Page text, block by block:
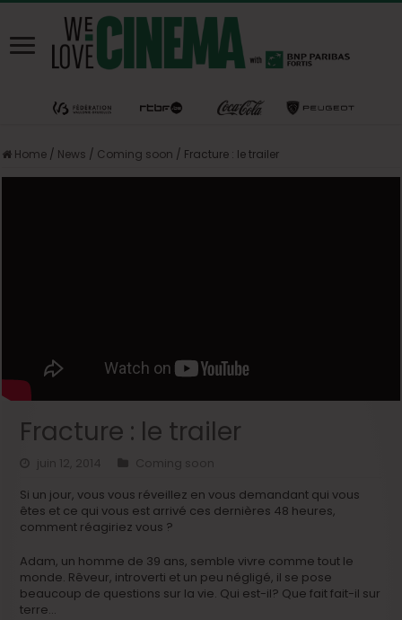
Home / News / Coming soon / Fracture : le trailer
Fracture : le trailer
juin 12, 2014
Coming soon
Si un jour, vous vous réveillez en vous demandant qui vous
êtes et ce qui vous est arrivé ces dernières 48 heures,
comment réagiriez vous ?
Adam, un homme de 39 ans, semble vivre comme tout le
monde. Rêveur, introverti et un peu négligé, il se pose
beaucoup de questions sur la vie. Qui est-il? Que fait fait-il sur
terre…